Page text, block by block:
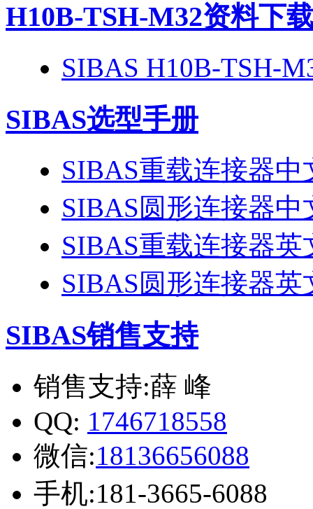
H10B-TSH-M32资料下
SIBAS H10B-TSH-
SIBAS选型手册
SIBAS重载连接器中
SIBAS圆形连接器中
SIBAS重载连接器英
SIBAS圆形连接器英
SIBAS销售支持
销售支持:薛 峰
QQ: 1746718558
微信:18136656088
手机:181-3665-6088